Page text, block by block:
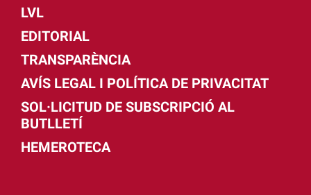
LVL
EDITORIAL
TRANSPARÈNCIA
AVÍS LEGAL I POLÍTICA DE PRIVACITAT
SOL·LICITUD DE SUBSCRIPCIÓ AL
BUTLLETÍ
HEMEROTECA